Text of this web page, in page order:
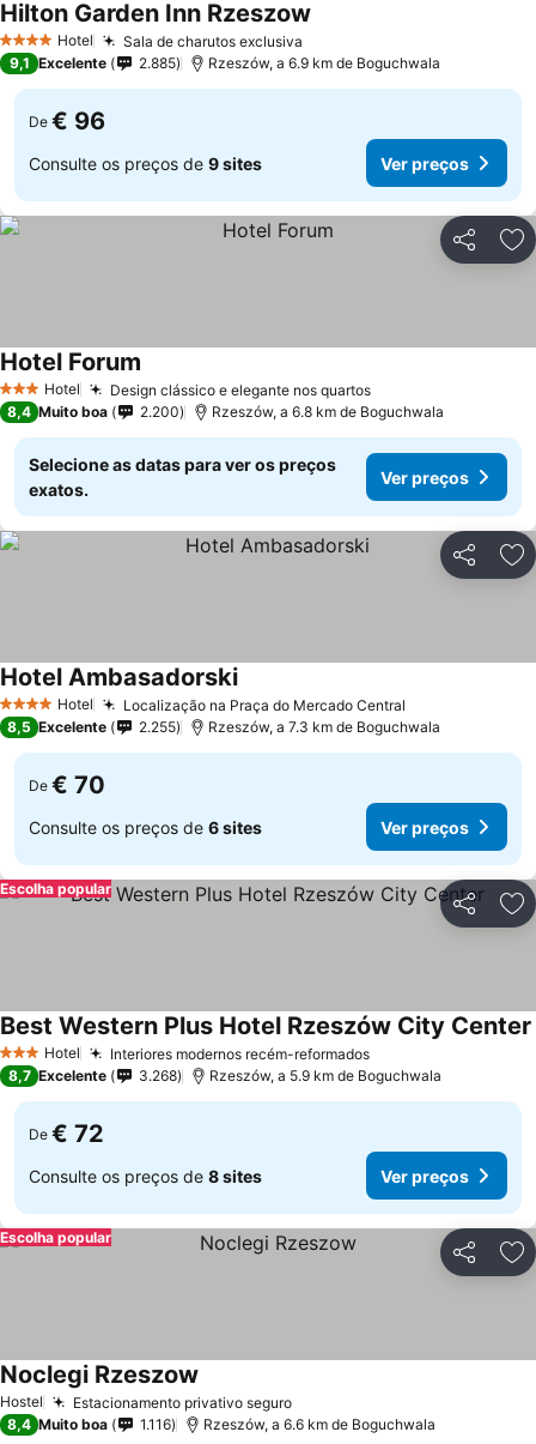
4 EstrelasHotel Sala de charutos exclusiva
Hilton Garden Inn Rzeszow
9,1 Excelente 2.885 Rzeszów, a 6.9 km de Boguchwala
De € 96
Consulte os preços de 9 sites Ver preços
Partilhar
3 EstrelasHotel Design clássico e elegante nos quartos
Hotel Forum
8,4 Muito boa 2.200 Rzeszów, a 6.8 km de Boguchwala
Selecione as datas para ver os preços
exatos.
Ver preços
Partilhar
4 EstrelasHotel Localização na Praça do Mercado Central
Hotel Ambasadorski
8,5 Excelente 2.255 Rzeszów, a 7.3 km de Boguchwala
De € 70
Consulte os preços de 6 sites Ver preços
Partilhar
Escolha popular
3 EstrelasHotel Interiores modernos recém-reformados
Best Western Plus Hotel Rzeszów City Center
8,7 Excelente 3.268 Rzeszów, a 5.9 km de Boguchwala
De € 72
Consulte os preços de 8 sites Ver preços
Partilhar
Escolha popular
Hostel Estacionamento privativo seguro
Noclegi Rzeszow
8,4 Muito boa 1.116 Rzeszów, a 6.6 km de Boguchwala